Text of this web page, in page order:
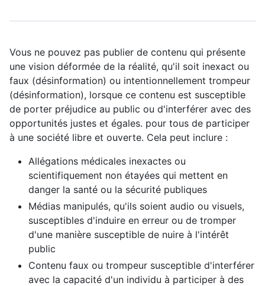
Vous ne pouvez pas publier de contenu qui présente
une vision déformée de la réalité, qu'il soit inexact ou
faux (désinformation) ou intentionnellement trompeur
(désinformation), lorsque ce contenu est susceptible
de porter préjudice au public ou d'interférer avec des
opportunités justes et égales. pour tous de participer
à une société libre et ouverte. Cela peut inclure :
Allégations médicales inexactes ou
scientifiquement non étayées qui mettent en
danger la santé ou la sécurité publiques
Médias manipulés, qu'ils soient audio ou visuels,
susceptibles d'induire en erreur ou de tromper
d'une manière susceptible de nuire à l'intérêt
public
Contenu faux ou trompeur susceptible d'interférer
avec la capacité d'un individu à participer à des